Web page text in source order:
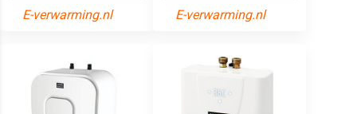
E-verwarming.nl
E-verwarming.nl